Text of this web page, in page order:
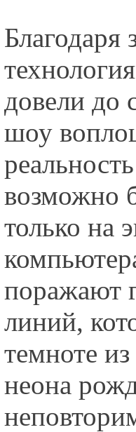
Благодаря
довели до
шоу
возможно
только на
поражают
линий,
темноте
неона